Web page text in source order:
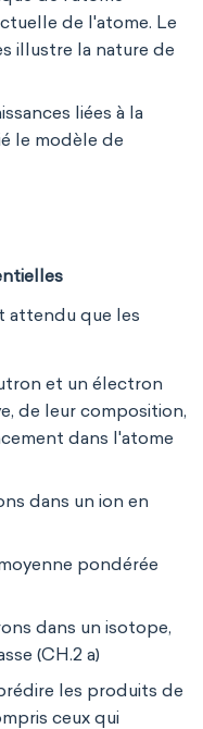
de l'atome. Le
illustre la nature de
liées à la
le modèle de
attendu que les
et un électron
de leur composition,
dans l'atome
dans un ion en
pondérée
dans un isotope,
(CH.2 a)
les produits de
ceux qui